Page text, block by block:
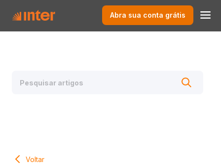
Abra sua conta grátis
Voltar